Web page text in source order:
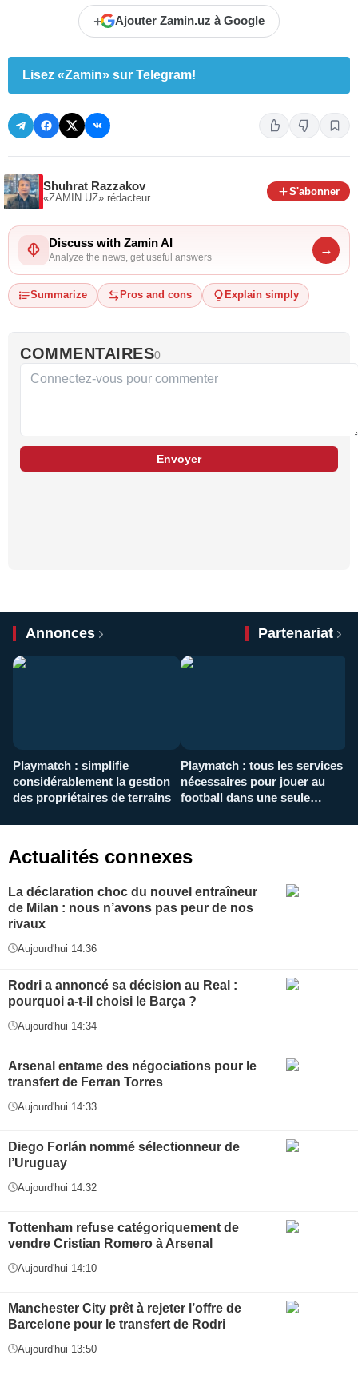
+ Ajouter Zamin.uz à Google
Lisez «Zamin» sur Telegram!
Shuhrat Razzakov
«ZAMIN.UZ» rédacteur
S'abonner
Discuss with Zamin AI
Analyze the news, get useful answers
→
Summarize Pros and cons Explain simply
COMMENTAIRES0
Envoyer
Annonces Partenariat
Playmatch : simplifie
considérablement la gestion
des propriétaires de terrains
Playmatch : tous les services
nécessaires pour jouer au
football dans une seule
Actualités connexes
La déclaration choc du nouvel entraîneur
de Milan : nous n’avons pas peur de nos
rivaux
Aujourd'hui 14:36
Rodri a annoncé sa décision au Real :
pourquoi a-t-il choisi le Barça ?
Aujourd'hui 14:34
Arsenal entame des négociations pour le
transfert de Ferran Torres
Aujourd'hui 14:33
Diego Forlán nommé sélectionneur de
l’Uruguay
Aujourd'hui 14:32
Tottenham refuse catégoriquement de
vendre Cristian Romero à Arsenal
Aujourd'hui 14:10
Manchester City prêt à rejeter l’offre de
Barcelone pour le transfert de Rodri
Aujourd'hui 13:50